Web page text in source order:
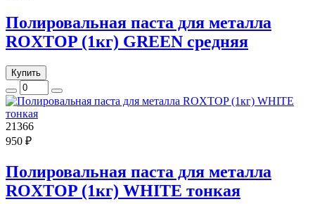
Полировальная паста для металла
ROXTOP (1кг) GREEN средняя
Купить
21366
950 ₽
Полировальная паста для металла
ROXTOP (1кг) WHITE тонкая